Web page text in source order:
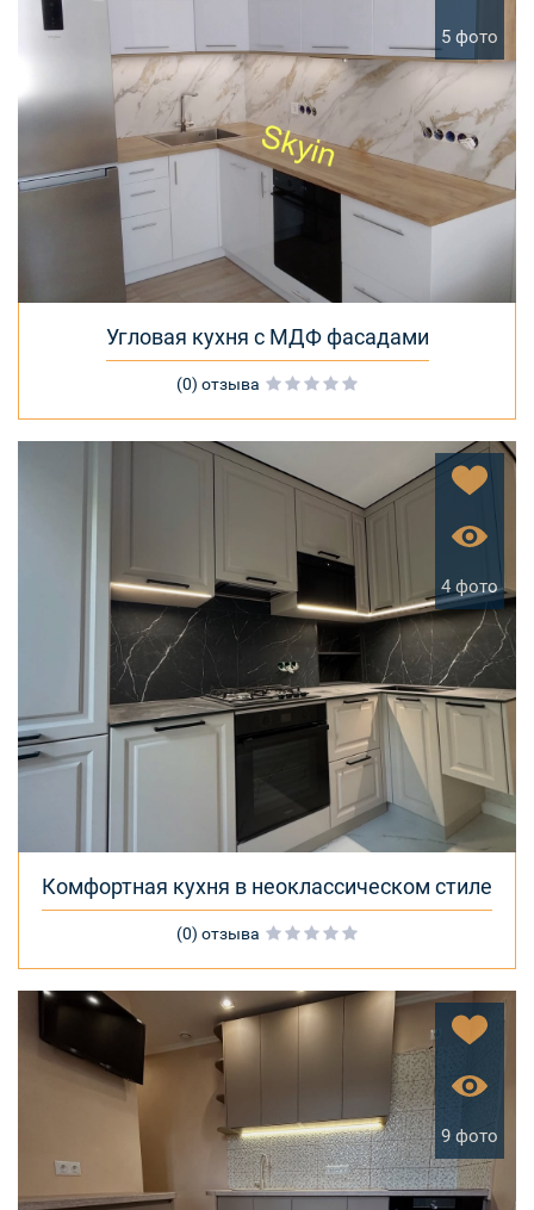
Угловая кухня с МДФ фасадами
(0) отзыва
5 фото
Комфортная кухня в неоклассическом стиле
(0) отзыва
4 фото
9 фото